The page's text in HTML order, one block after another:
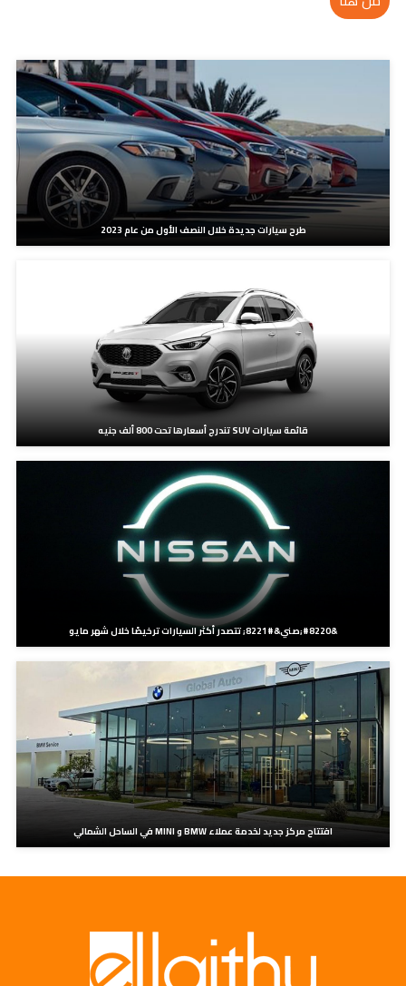
مدونات ذات صلة
طرح سيارات جديدة خلال النصف الأول من عام 2023
قائمة سيارات SUV تندرج أسعارها تحت 800 ألف جنيه
&#8220;صني&#8221; تتصدر أكثر السيارات ترخيصًا خلال شهر مايو
افتتاح مركز جديد لخدمة عملاء BMW و MINI في الساحل الشمالي